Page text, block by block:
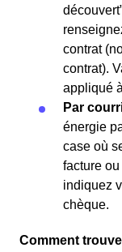
contrat
contrat).
appliqué
Par
énergie
case où
facture
indiquez
chèque.
Comment